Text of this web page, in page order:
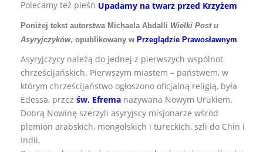
Polecamy też pieśń Upadamy na twarz przed Krzyżem
Poniżej tekst autorstwa Michaela Abdalli Wielki Post u
Asyryjczyków, opublikowany w Przeglądzie Prawosławnym
Asyryjczycy należą do jednej z pierwszych wspólnot
chrześcijańskich. Pierwszym miastem – państwem, w
którym chrześcijaństwo ogłoszono oficjalną religią, była
Edessa, przez św. Efrema nazywana Nowym Urukiem.
Dobrą Nowinę szerzyli asyryjscy misjonarze wśród
plemion arabskich, mongolskich i tureckich, szli do Chin i
Indii.